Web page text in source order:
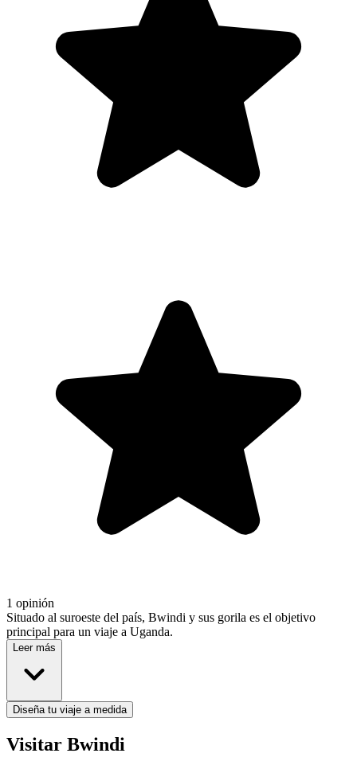
1 opinión
Situado al suroeste del país, Bwindi y sus gorila es el objetivo
principal para un viaje a Uganda.
Leer más
Diseña tu viaje a medida
Visitar Bwindi